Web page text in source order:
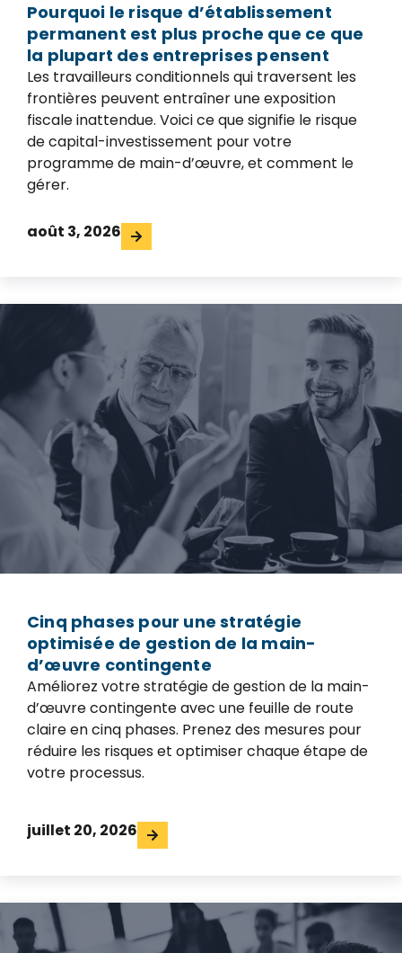
Pourquoi le risque d’établissement
permanent est plus proche que ce que
la plupart des entreprises pensent
Les travailleurs conditionnels qui traversent les
frontières peuvent entraîner une exposition
fiscale inattendue. Voici ce que signifie le risque
de capital-investissement pour votre
programme de main-d’œuvre, et comment le
gérer.
août 3, 2026
Cinq phases pour une stratégie
optimisée de gestion de la main-
d’œuvre contingente
Améliorez votre stratégie de gestion de la main-
d’œuvre contingente avec une feuille de route
claire en cinq phases. Prenez des mesures pour
réduire les risques et optimiser chaque étape de
votre processus.
juillet 20, 2026